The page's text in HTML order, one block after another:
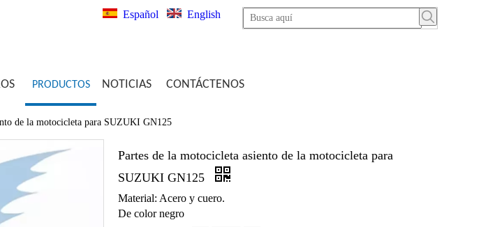
Español English
PRODUCTOS NOTICIAS CONTÁCTENOS
de la motocicleta para SUZUKI GN125
Partes de la motocicleta asiento de la motocicleta para
SUZUKI GN125
Material: Acero y cuero.
De color negro